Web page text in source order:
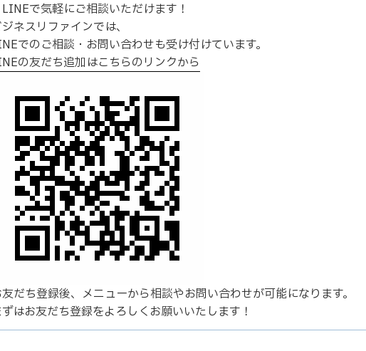
で気軽にご相談いただけます！
ジネスリファインでは、
でのご相談・お問い合わせも受け付けています。
の友だち追加はこちらのリンクから
友だち登録後、メニューから相談やお問い合わせが可能になります。
ずはお友だち登録をよろしくお願いいたします！